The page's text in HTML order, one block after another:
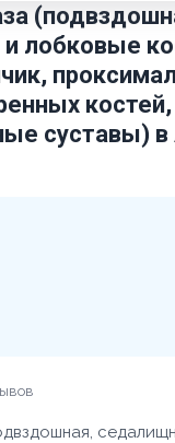
лобковые
костей,
суставы) в